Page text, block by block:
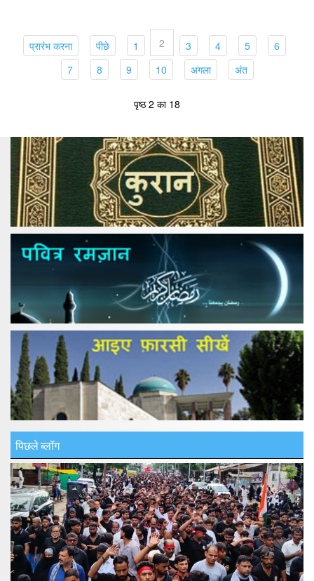
प्रारंभ करना(current)
पीछे(current)
1 (current)
2 3(current)
4(current)
5(current)
6
7(current)
8(current)
9(current)
10(current)
अगला(current)
अंत(current)
पृष्ठ 2 का 18
पिछले ब्लॉग